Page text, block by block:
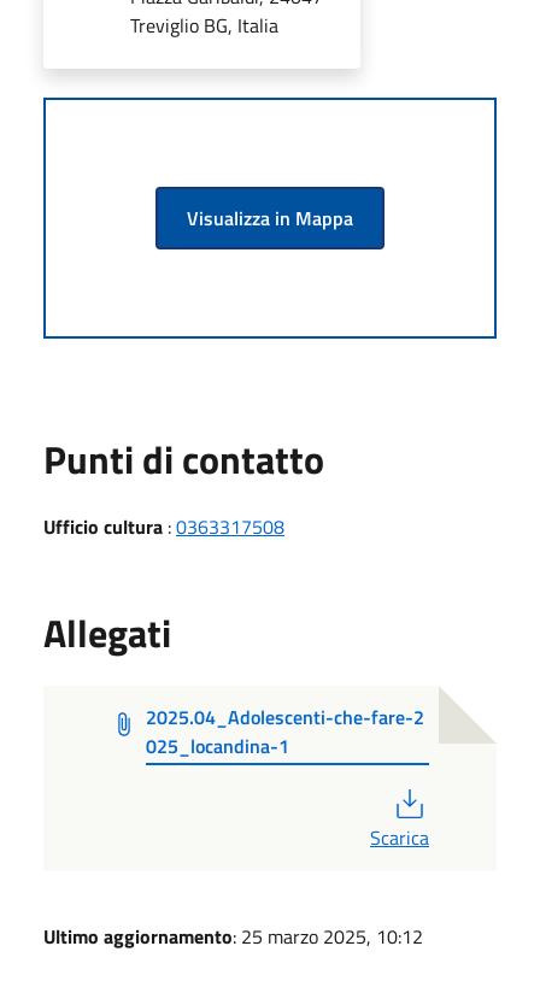
Treviglio BG, Italia
Visualizza in Mappa
Punti di contatto
Ufficio cultura :0363317508
Allegati
2025.04_Adolescenti-che-fare-2
025_locandina-1
Scarica
Ultimo aggiornamento: 25 marzo 2025, 10:12